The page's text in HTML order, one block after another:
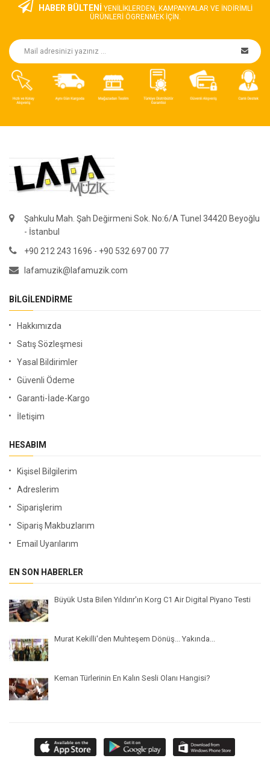
HABER BÜLTENİ YENILIKLERDEN, KAMPANYALAR VE INDIRIMLI
ÜRÜNLERI ÖGRENMEK IÇIN.
Şahkulu Mah. Şah Değirmeni Sok. No:6/A Tunel 34420 Beyoğlu
- İstanbul
+90 212 243 1696 - +90 532 697 00 77
lafamuzik@lafamuzik.com
BILGILENDIRME
Hakkımızda
Satış Sözleşmesi
Yasal Bildirimler
Güvenli Ödeme
Garanti-İade-Kargo
İletişim
HESABIM
Kişisel Bilgilerim
Adreslerim
Siparişlerim
Sipariş Makbuzlarım
Email Uyarılarım
EN SON HABERLER
Büyük Usta Bilen Yıldırır'ın Korg C1 Air Digital Piyano Testi
Murat Kekilli'den Muhteşem Dönüş... Yakında...
Keman Türlerinin En Kalın Sesli Olanı Hangisi?